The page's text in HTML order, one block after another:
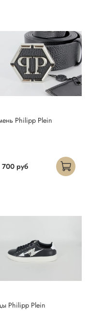
Philipp Plein
руб
Philipp Plein